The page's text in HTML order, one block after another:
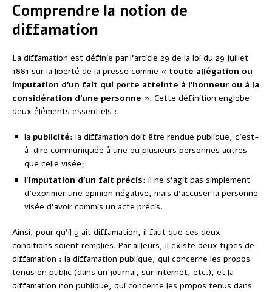
Comprendre la notion de
diffamation
La diffamation est définie par l’article 29 de la loi du 29 juillet
1881 sur la liberté de la presse comme « toute allégation ou
imputation d’un fait qui porte atteinte à l’honneur ou à la
considération d’une personne ». Cette définition englobe
deux éléments essentiels :
la publicité: la diffamation doit être rendue publique, c’est-
à-dire communiquée à une ou plusieurs personnes autres
que celle visée;
l’imputation d’un fait précis: il ne s’agit pas simplement
d’exprimer une opinion négative, mais d’accuser la personne
visée d’avoir commis un acte précis.
Ainsi, pour qu’il y ait diffamation, il faut que ces deux
conditions soient remplies. Par ailleurs, il existe deux types de
diffamation : la diffamation publique, qui concerne les propos
tenus en public (dans un journal, sur internet, etc.), et la
diffamation non publique, qui concerne les propos tenus dans